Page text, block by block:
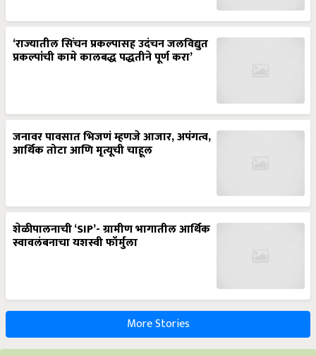
‘राज्यातील सिंचन प्रकल्पासह उदंचन जलविद्युत
प्रकल्पांची कामे कालबद्ध पद्धतीने पूर्ण करा’
जनावर पावसात भिजणं म्हणजे आजार, अपंगत्व,
आर्थिक तोटा आणि मृत्यूची चाहूल
शेळीपालनाची ‘SIP’- ग्रामीण भागातील आर्थिक
स्वावलंबनाचा यशस्वी फॉर्मुला
More Stories